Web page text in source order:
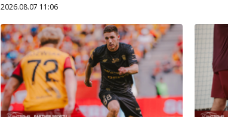
2026.08.07 11:06